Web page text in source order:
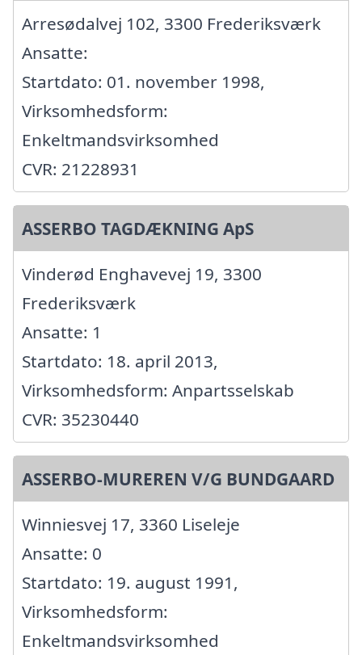
Arresødalvej 102, 3300 Frederiksværk
Ansatte:
Startdato: 01. november 1998,
Virksomhedsform:
Enkeltmandsvirksomhed
CVR: 21228931
ASSERBO TAGDÆKNING ApS
Vinderød Enghavevej 19, 3300
Frederiksværk
Ansatte: 1
Startdato: 18. april 2013,
Virksomhedsform: Anpartsselskab
CVR: 35230440
ASSERBO-MUREREN V/G BUNDGAARD
Winniesvej 17, 3360 Liseleje
Ansatte: 0
Startdato: 19. august 1991,
Virksomhedsform:
Enkeltmandsvirksomhed